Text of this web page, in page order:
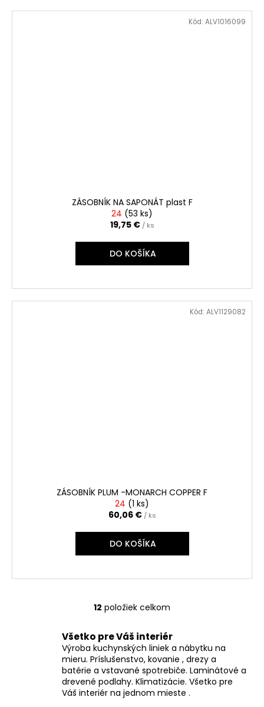
ZÁSOBNÍK NA SAPONÁT plast F
24 (53 ks)
19,75 € / ks
DO KOŠÍKA
Kód: ALV1016099
ZÁSOBNÍK PLUM -MONARCH COPPER F
24 (1 ks)
60,06 € / ks
DO KOŠÍKA
Kód: ALV1129082
O
l
á
d
a
c
12 položiek celkom
Všetko pre Váš interiér
Výroba kuchynských liniek a nábytku na
mieru. Príslušenstvo, kovanie , drezy a
batérie a vstavané spotrebiče. Laminátové a
drevené podlahy. Klimatizácie. Všetko pre
Váš interiér na jednom mieste .